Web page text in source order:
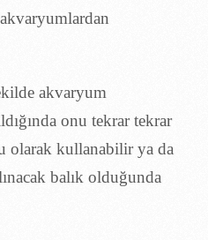
akvaryumlardan
akvaryum
onu tekrar tekrar
olarak kullanabilir ya da
balık olduğunda